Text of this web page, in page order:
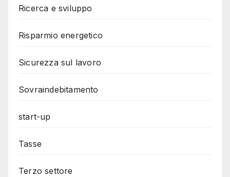
Ricerca e sviluppo
Risparmio energetico
Sicurezza sul lavoro
Sovraindebitamento
start-up
Tasse
Terzo settore